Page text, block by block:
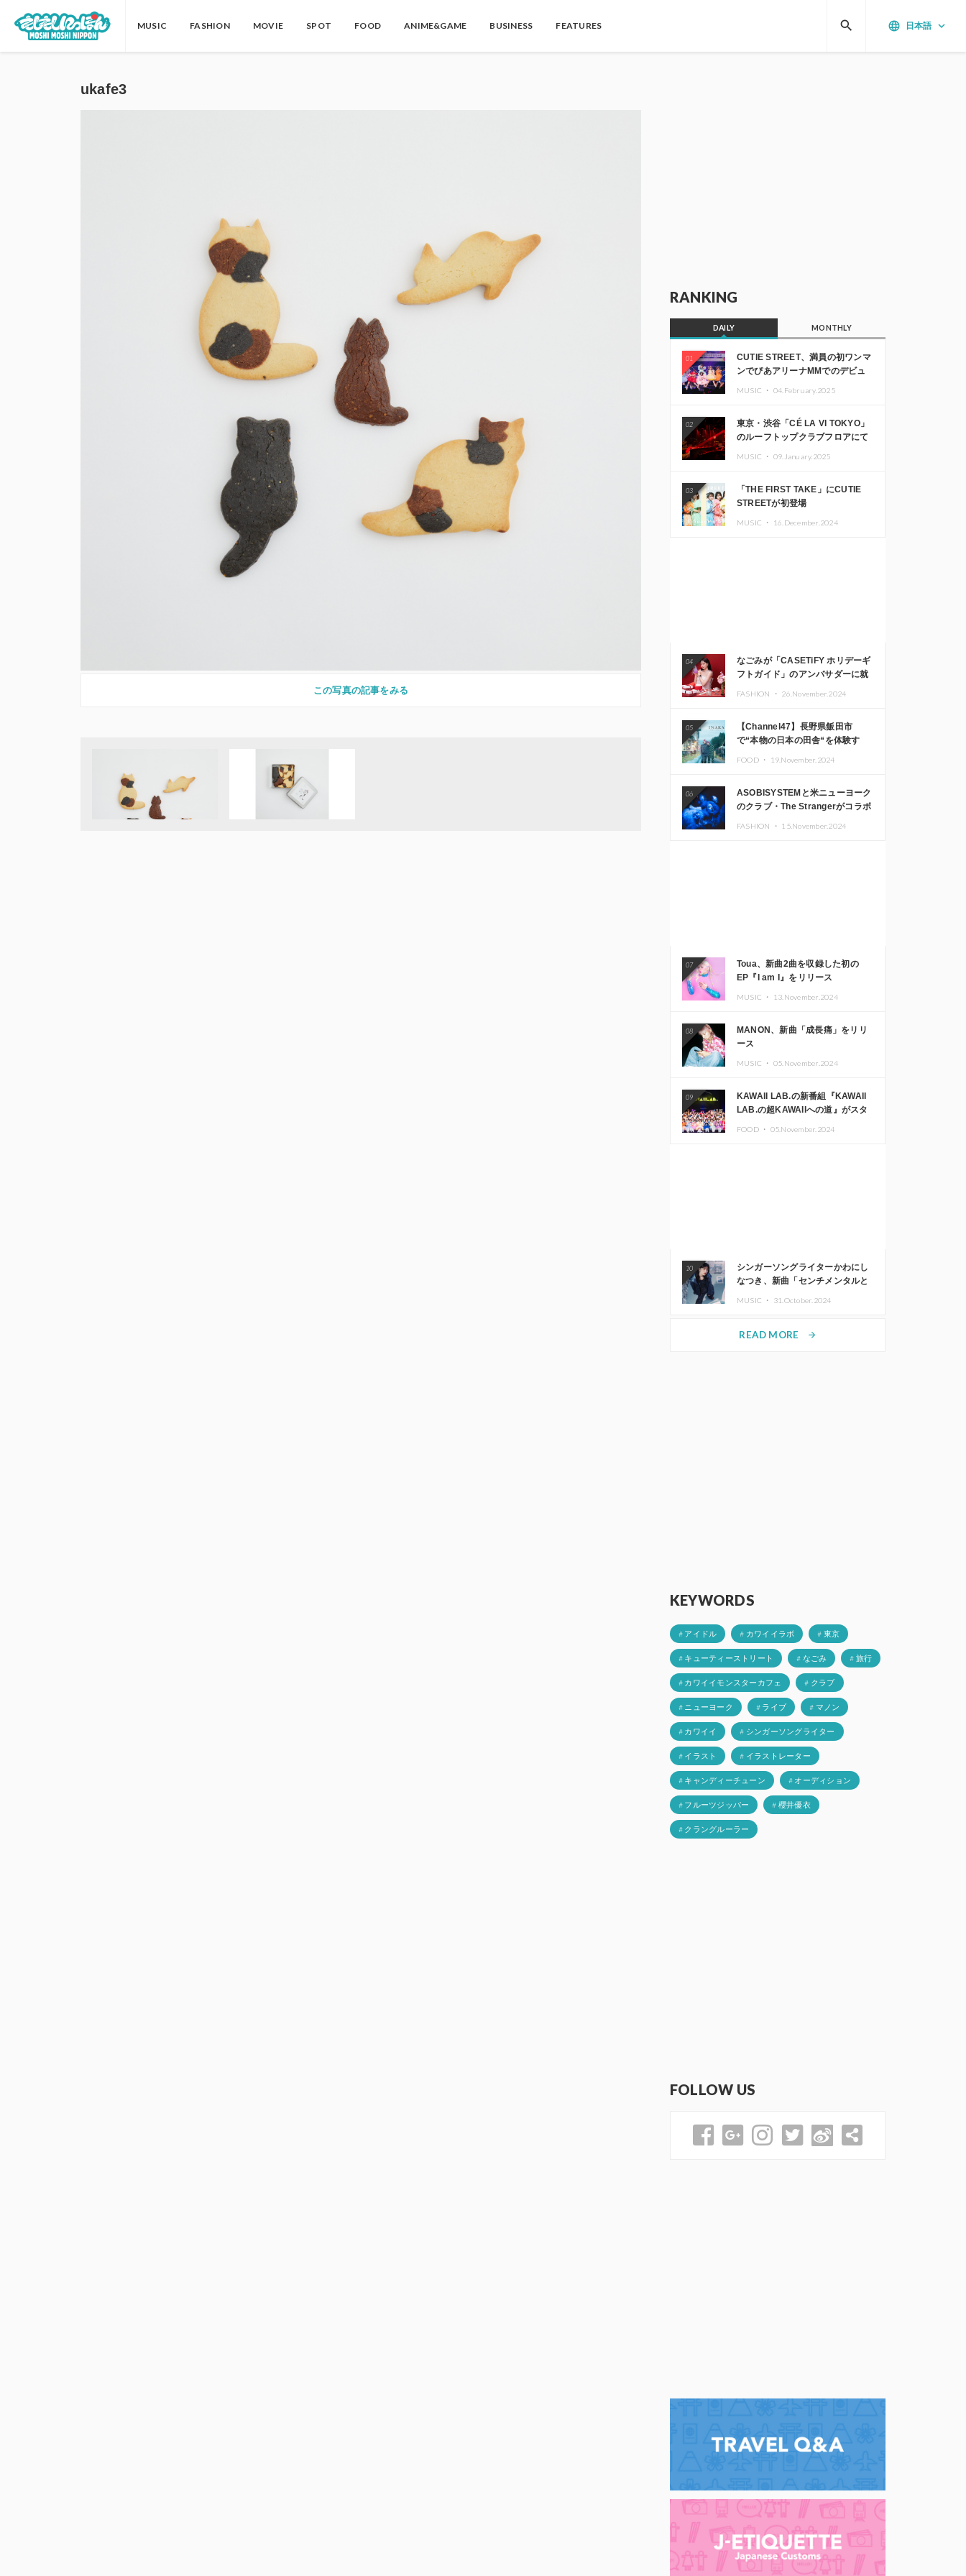
MUSIC FASHION MOVIE SPOT FOOD ANIME&GAME BUSINESS FEATURES language 日本語 keyboard_arrow_down
search
ukafe3
この写真の記事をみる
RANKING
DAILY MONTHLY
01
CUTIE STREET、満員の初ワンマ
ンでぴあアリーナMMでのデビュ
MUSIC ・ 04.February.2025
02
東京・渋谷「CÉ LA VI TOKYO」
のルーフトップクラブフロアにて
Kza（FORCE OF NATURE）ら日
本を代表するDJ・クリエイターが
出演
MUSIC ・ 09.January.2025
03
「THE FIRST TAKE」にCUTIE
STREETが初登場
MUSIC ・ 16.December.2024
04
なごみが「CASETiFY ホリデーギ
フトガイド」のアンバサダーに就
FASHION ・ 26.November.2024
05
【Channel47】長野県飯田市
で“本物の日本の田舎“を体験す
FOOD ・ 19.November.2024
06
ASOBISYSTEMと米ニューヨーク
のクラブ・The Strangerがコラボ
FASHION ・ 15.November.2024
07
Toua、新曲2曲を収録した初の
EP『I am I』をリリース
MUSIC ・ 13.November.2024
08
MANON、新曲「成長痛」をリリ
ース
MUSIC ・ 05.November.2024
09
KAWAII LAB.の新番組『KAWAII
LAB.の超KAWAIIへの道』がスタ
FOOD ・ 05.November.2024
10
シンガーソングライターかわにし
なつき、新曲「センチメンタルと
MUSIC ・ 31.October.2024
READ MORE arrow_forward
KEYWORDS
# アイドル # カワイイラボ # 東京
# キューティーストリート # なごみ # 旅行
# カワイイモンスターカフェ # クラブ
# ニューヨーク # ライブ # マノン
# カワイイ # シンガーソングライター
# イラスト # イラストレーター
# キャンディーチューン # オーディション
# フルーツジッパー # 櫻井優衣
# クラングルーラー
FOLLOW US